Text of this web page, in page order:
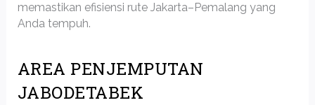
memastikan efisiensi rute Jakarta–Pemalang yang
Anda tempuh.
AREA PENJEMPUTAN
JABODETABEK